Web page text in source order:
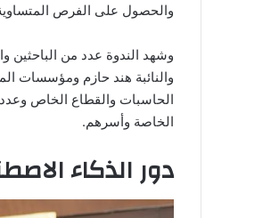
والحصول على الفرص
وشهد الندوة عدد من
والنائبة هند حازم ومؤسسات
الحاسبات والقطاع الخاص
الخاصة وأسرهم.
دور الذكاء